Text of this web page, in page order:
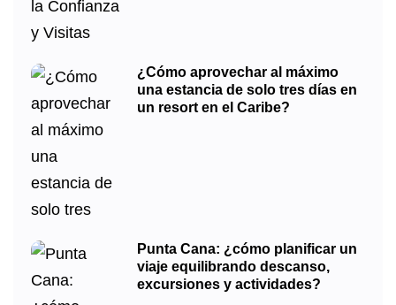
¿Cómo aprovechar al máximo
una estancia de solo tres días en
un resort en el Caribe?
Punta Cana: ¿cómo planificar un
viaje equilibrando descanso,
excursiones y actividades?